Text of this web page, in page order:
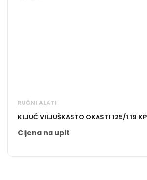
RUČNI ALATI
KLJUČ VILJUŠKASTO OKASTI 125/1 19 KP
Cijena na upit